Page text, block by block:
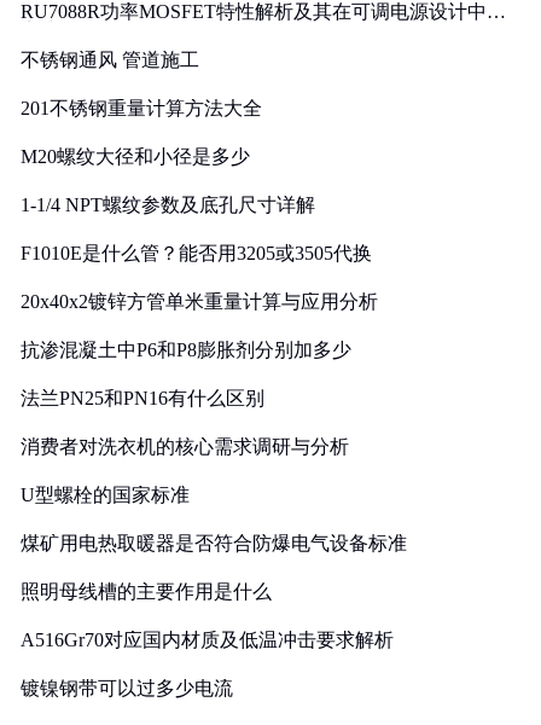
RU7088R功率MOSFET特性解析及其在可调电源设计中的
不锈钢通风 管道施工
201不锈钢重量计算方法大全
M20螺纹大径和小径是多少
1-1/4 NPT螺纹参数及底孔尺寸详解
F1010E是什么管？能否用3205或3505代换
20x40x2镀锌方管单米重量计算与应用分析
抗渗混凝土中P6和P8膨胀剂分别加多少
法兰PN25和PN16有什么区别
消费者对洗衣机的核心需求调研与分析
U型螺栓的国家标准
煤矿用电热取暖器是否符合防爆电气设备标准
照明母线槽的主要作用是什么
A516Gr70对应国内材质及低温冲击要求解析
镀镍钢带可以过多少电流